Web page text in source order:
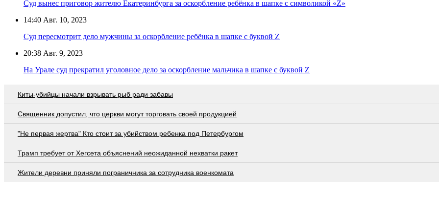
Суд вынес приговор жителю Екатеринбурга за оскорбление ребёнка в шапке с символикой «Z»
14:40 Авг. 10, 2023
Суд пересмотрит дело мужчины за оскорбление ребёнка в шапке с буквой Z
20:38 Авг. 9, 2023
На Урале суд прекратил уголовное дело за оскорбление мальчика в шапке с буквой Z
Киты-убийцы начали взрывать рыб ради забавы
Священник допустил, что церкви могут торговать своей продукцией
"Не первая жертва" Кто стоит за убийством ребенка под Петербургом
Трамп требует от Хегсета объяснений неожиданной нехватки ракет
Жители деревни приняли пограничника за сотрудника военкомата